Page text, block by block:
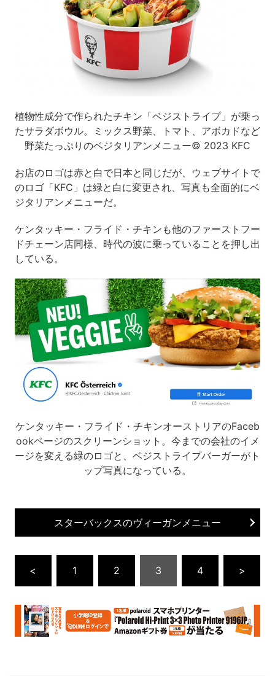
植物性成分で作られたチキン「ベジストライプ」が乗っ
たサラダボウル。ミックス野菜、トマト、アボカドなど
野菜たっぷりのベジタリアンメニュー© 2023 KFC
お店のロゴは赤と白で日本と同じだが、ウェブサイトで
のロゴ「KFC」は緑と白に変更され、写真も全面的にベ
ジタリアンメニューだ。
ケンタッキー・フライド・チキンも他のファーストフー
ドチェーン店同様、時代の波に乗っていることを押し出
している。
ケンタッキー・フライド・チキンオーストリアのFaceb
ookページのスクリーンショット。今までの会社のイメ
ージを変える緑のロゴと、ベジストライプバーガーがト
ップ写真になっている。
スターバックスのヴィーガンメニュー
< 1 2 3 4 >